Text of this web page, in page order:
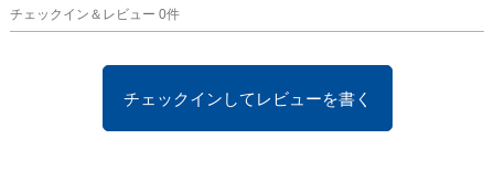
チェックイン＆レビュー 0件
チェックインしてレビューを書く